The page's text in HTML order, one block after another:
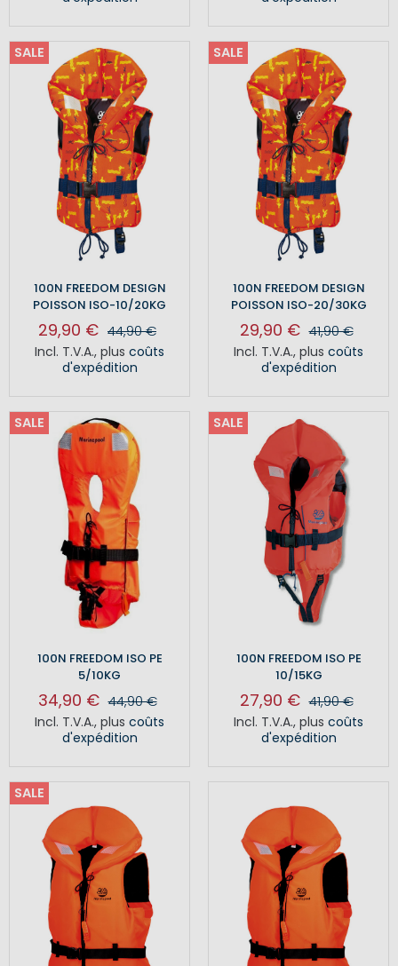
SALE
100N FREEDOM DESIGN
POISSON ISO-10/20KG
29,90 € 44,90 €
Incl. T.V.A., plus coûts
d'expédition
SALE
100N FREEDOM DESIGN
POISSON ISO-20/30KG
29,90 € 41,90 €
Incl. T.V.A., plus coûts
d'expédition
SALE
100N FREEDOM ISO PE
5/10KG
34,90 € 44,90 €
Incl. T.V.A., plus coûts
d'expédition
SALE
100N FREEDOM ISO PE
10/15KG
27,90 € 41,90 €
Incl. T.V.A., plus coûts
d'expédition
SALE